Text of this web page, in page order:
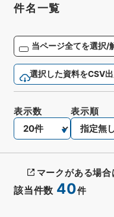
件名一覧
当ページ全てを選択/
選択した資料をCSV
該当件数 40件
表示数 表示順
マークがある場合